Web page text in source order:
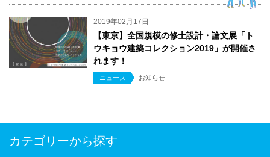
2019年02月17日
【東京】全国規模の修士設計・論文展「ト
ウキョウ建築コレクション2019」が開催さ
れます！
ニュース お知らせ
カテゴリーから探す